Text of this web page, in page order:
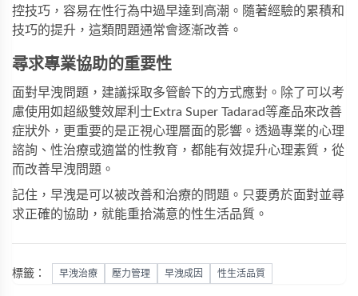
控技巧，容易在性行為中過早達到高潮。隨著經驗的累積和
技巧的提升，這類問題通常會逐漸改善。
尋求專業協助的重要性
面對早洩問題，建議採取多管齡下的方式應對。除了可以考
慮使用如超級雙效犀利士Extra Super Tadarad等產品來改善
症狀外，更重要的是正視心理層面的影響。透過專業的心理
諮詢、性治療或適當的性教育，都能有效提升心理素質，從
而改善早洩問題。
記住，早洩是可以被改善和治療的問題。只要勇於面對並尋
求正確的協助，就能重拾滿意的性生活品質。
標籤： 早洩治療 壓力管理 早洩成因 性生活品質